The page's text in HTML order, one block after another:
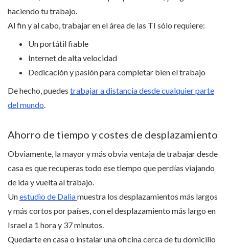
haciendo tu trabajo.
Al fin y al cabo, trabajar en el área de las TI sólo requiere:
Un portátil fiable
Internet de alta velocidad
Dedicación y pasión para completar bien el trabajo
De hecho, puedes trabajar a distancia desde cualquier parte
del mundo.
Ahorro de tiempo y costes de desplazamiento
Obviamente, la mayor y más obvia ventaja de trabajar desde
casa es que recuperas todo ese tiempo que perdías viajando
de ida y vuelta al trabajo.
Unestudio de Daliamuestra los desplazamientos más largos
y más cortos por países, con el desplazamiento más largo en
Israel a 1 hora y 37 minutos.
Quedarte en casa o instalar una oficina cerca de tu domicilio